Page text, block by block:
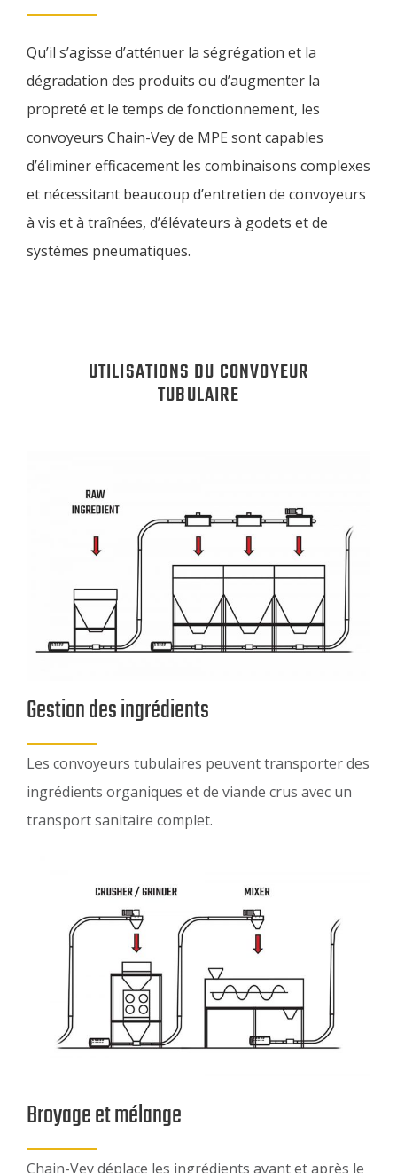
Qu’il s’agisse d’atténuer la ségrégation et la
dégradation des produits ou d’augmenter la
propreté et le temps de fonctionnement, les
convoyeurs Chain-Vey de MPE sont capables
d’éliminer efficacement les combinaisons complexes
et nécessitant beaucoup d’entretien de convoyeurs
à vis et à traînées, d’élévateurs à godets et de
systèmes pneumatiques.
UTILISATIONS DU CONVOYEUR
TUBULAIRE
Gestion des ingrédients
Les convoyeurs tubulaires peuvent transporter des
ingrédients organiques et de viande crus avec un
transport sanitaire complet.
Broyage et mélange
Chain-Vey déplace les ingrédients avant et après le